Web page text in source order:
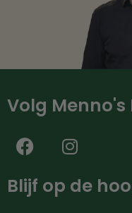
Volg Menno's
Blijf op de